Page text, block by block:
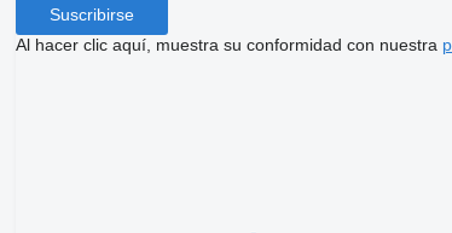
Suscribirse
Al hacer clic aquí, muestra su conformidad con nuestra